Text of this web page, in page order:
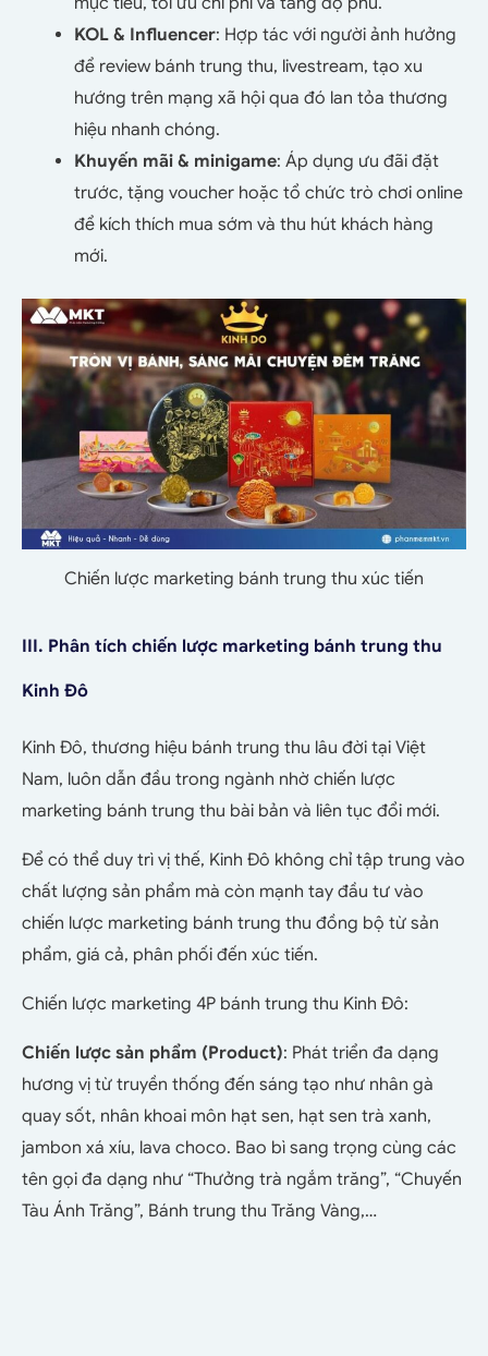
KOL & Influencer: Hợp tác với người ảnh hưởng
để review bánh trung thu, livestream, tạo xu
hướng trên mạng xã hội qua đó lan tỏa thương
hiệu nhanh chóng.
Khuyến mãi & minigame: Áp dụng ưu đãi đặt
trước, tặng voucher hoặc tổ chức trò chơi online
để kích thích mua sớm và thu hút khách hàng
mới.
Chiến lược marketing bánh trung thu xúc tiến
III. Phân tích chiến lược marketing bánh trung thu
Kinh Đô
Kinh Đô, thương hiệu bánh trung thu lâu đời tại Việt
Nam, luôn dẫn đầu trong ngành nhờ chiến lược
marketing bánh trung thu bài bản và liên tục đổi mới.
Để có thể duy trì vị thế, Kinh Đô không chỉ tập trung vào
chất lượng sản phẩm mà còn mạnh tay đầu tư vào
chiến lược marketing bánh trung thu đồng bộ từ sản
phẩm, giá cả, phân phối đến xúc tiến.
Chiến lược marketing 4P bánh trung thu Kinh Đô:
Chiến lược sản phẩm (Product): Phát triển đa dạng
hương vị từ truyền thống đến sáng tạo như nhân gà
quay sốt, nhân khoai môn hạt sen, hạt sen trà xanh,
jambon xá xíu, lava choco. Bao bì sang trọng cùng các
tên gọi đa dạng như “Thưởng trà ngắm trăng”, “Chuyến
Tàu Ánh Trăng”, Bánh trung thu Trăng Vàng,…